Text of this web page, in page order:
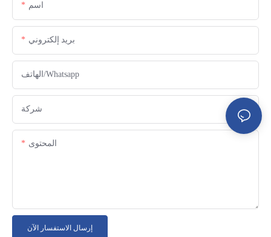
اسم
بريد إلكتروني
الهاتف/whatsapp
شركة
المحتوى
إرسال الاستفسار الآن